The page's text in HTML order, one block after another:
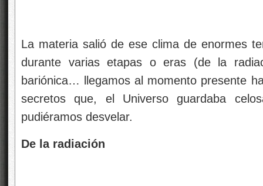
La materia salió de ese clima de enormes
durante varias etapas o eras (de la
bariónica… llegamos al momento presente
secretos que, el Universo guardaba
pudiéramos desvelar.
De la radiación